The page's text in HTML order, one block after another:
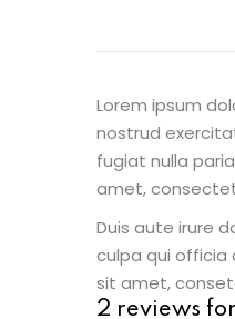
Lorem ipsum
nostrud
fugiat nulla
amet,
Duis aute irure
culpa qui officia
sit amet,
2 reviews for